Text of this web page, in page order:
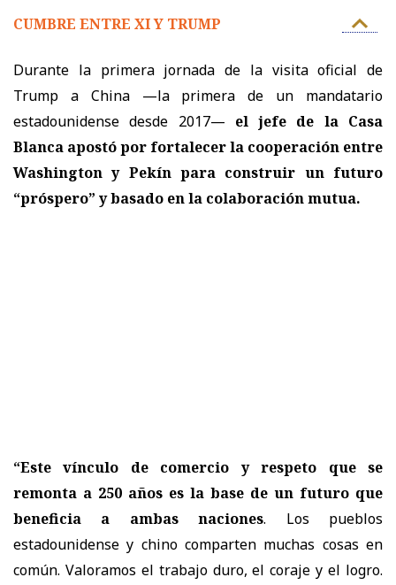
CUMBRE ENTRE XI Y TRUMP
Durante la primera jornada de la visita oficial de
Trump a China —la primera de un mandatario
estadounidense desde 2017— el jefe de la Casa
Blanca apostó por fortalecer la cooperación entre
Washington y Pekín para construir un futuro
“próspero” y basado en la colaboración mutua.
“Este vínculo de comercio y respeto que se
remonta a 250 años es la base de un futuro que
beneficia a ambas naciones. Los pueblos
estadounidense y chino comparten muchas cosas en
común. Valoramos el trabajo duro, el coraje y el logro.